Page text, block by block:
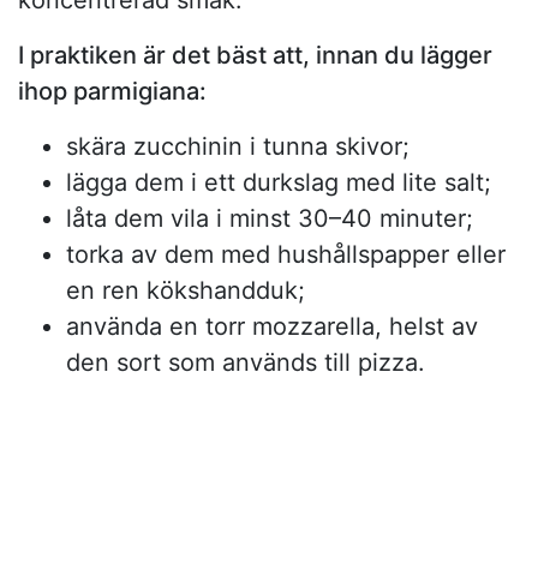
I praktiken är det bäst att, innan du lägger
ihop parmigiana:
skära zucchinin i tunna skivor;
lägga dem i ett durkslag med lite salt;
låta dem vila i minst 30–40 minuter;
torka av dem med hushållspapper eller
en ren kökshandduk;
använda en torr mozzarella, helst av
den sort som används till pizza.